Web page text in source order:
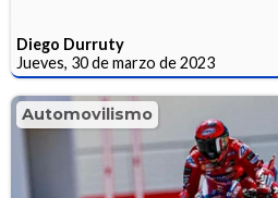
Diego Durruty
Jueves, 30 de marzo de 2023
Automovilismo